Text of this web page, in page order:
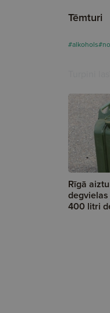
Tēmturi
#alkohols
Rīgā
400 litri